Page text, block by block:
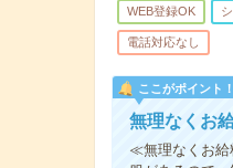
WEB登録OK
電話対応なし
ここがポイント
無理なくお
≪無理なくお給